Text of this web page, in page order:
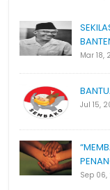
Mar 18,
Jul 15,
Sep